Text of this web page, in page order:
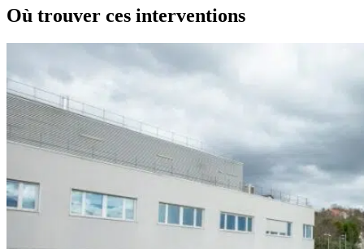
Où trouver ces interventions